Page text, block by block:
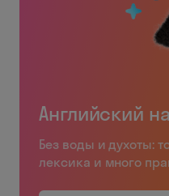
Английский
Без воды и духоты:
лексика и много